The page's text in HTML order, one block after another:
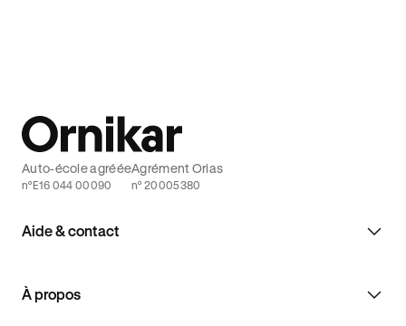
Aide & contact
À propos
Auto-école agréée
n°E16 044 00090
Agrément Orias
n° 20005380